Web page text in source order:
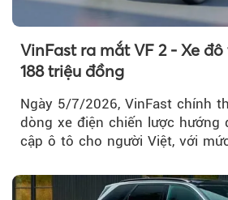
VinFast ra mắt VF 2 - Xe
188 triệu đồng
Ngày 5/7/2026, VinFast chính
dòng xe điện chiến lược hướng
cập ô tô cho người Việt, với